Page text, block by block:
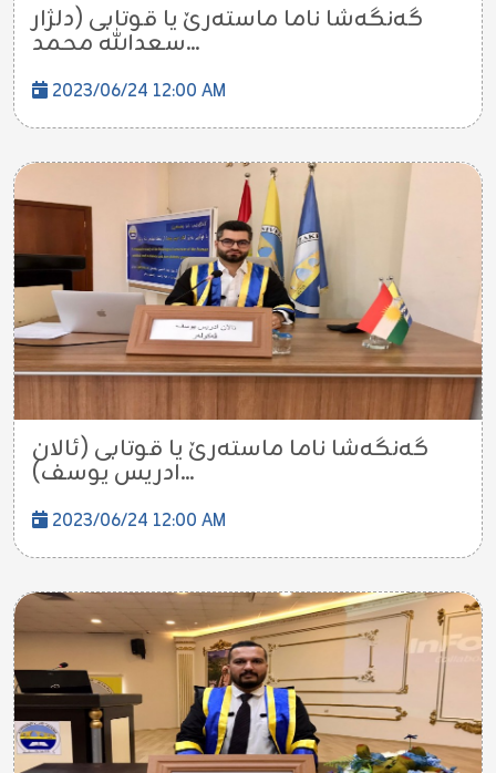
گەنگەشا ناما ماستەرێ یا قوتابی (دلژار
سعدالله محمد...
2023/06/24 12:00 AM
گەنگەشا ناما ماستەرێ یا قوتابی (ئالان
ادریس یوسف)...
2023/06/24 12:00 AM